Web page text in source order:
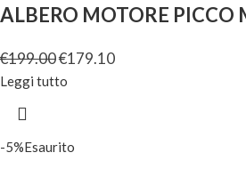
ALBERO MOTORE
€199.00€179.10
Leggi tutto
-5%Esaurito